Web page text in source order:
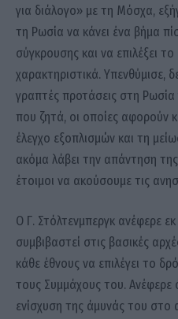
για διάλογο» με τη Μόσχα,
τη Ρωσία να κάνει ένα βήμα
σύγκρουσης και να επιλέξει
χαρακτηριστικά. Υπενθύμισε,
γραπτές προτάσεις στη Ρωσία
που ζητά, οι οποίες αφορούν
έλεγχο εξοπλισμών και τη
ακόμα λάβει την απάντηση
έτοιμοι να ακούσουμε τις
Ο Γ. Στόλτενμπεργκ ανέφερε
συμβιβαστεί στις βασικές
κάθε έθνους να επιλέγει το
τους Συμμάχους του. Ανέφερε
ενίσχυση της άμυνάς του στο